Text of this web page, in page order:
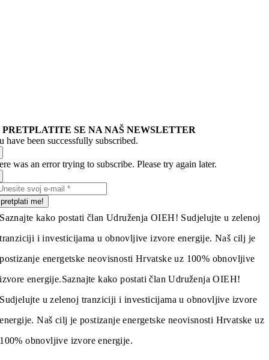
PRETPLATITE SE NA NAŠ NEWSLETTER
have been successfully subscribed.
was an error trying to subscribe. Please try again later.
pretplati me!
Saznajte kako postati član Udruženja OIEH! Sudjelujte u zelenoj
tranziciji i investicijama u obnovljive izvore energije. Naš cilj je
postizanje energetske neovisnosti Hrvatske uz 100% obnovljive
izvore energije.Saznajte kako postati član Udruženja OIEH!
Sudjelujte u zelenoj tranziciji i investicijama u obnovljive izvore
energije. Naš cilj je postizanje energetske neovisnosti Hrvatske uz
100% obnovljive izvore energije.